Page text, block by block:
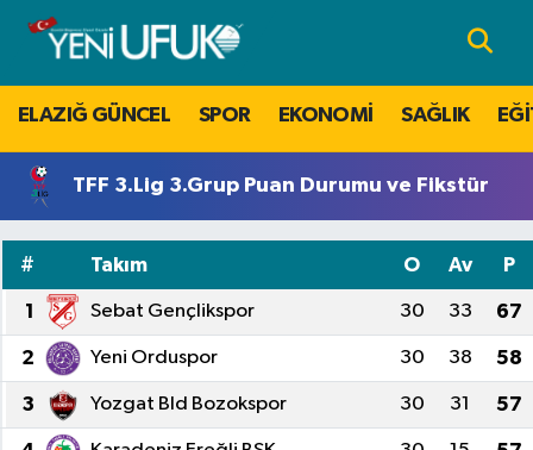
ELAZIĞ GÜNCEL SPOR EKONOMİ SAĞLIK
TFF 3.Lig 3.Grup Puan Durumu ve Fikstür
# Takım O Av P
1 Sebat Gençlikspor 30 33 67
2 Yeni Orduspor 30 38 58
3 Yozgat Bld Bozokspor 30 31 57
Nöbetçi Eczaneler
Hava Durumu
Trafik Durumu
Süper Lig Puan Durumu ve Fikstür
Tüm Manşetler